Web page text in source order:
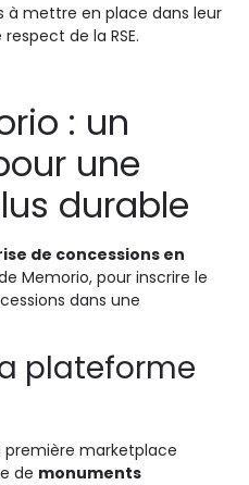
à mettre en place dans leur
de la RSE.
: un
une
durable
de concessions en
Memorio, pour inscrire le
dans une
plateforme
première marketplace
de monuments